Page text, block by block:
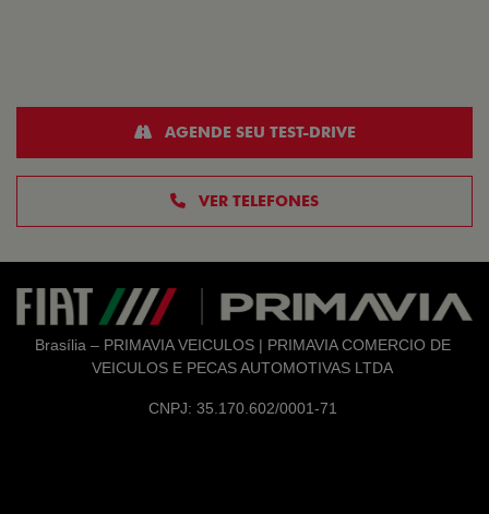
VER TELEFONES
AGENDE SEU TEST-DRIVE
Brasília – PRIMAVIA VEICULOS | PRIMAVIA COMERCIO DE
VEICULOS E PECAS AUTOMOTIVAS LTDA
CNPJ: 35.170.602/0001-71